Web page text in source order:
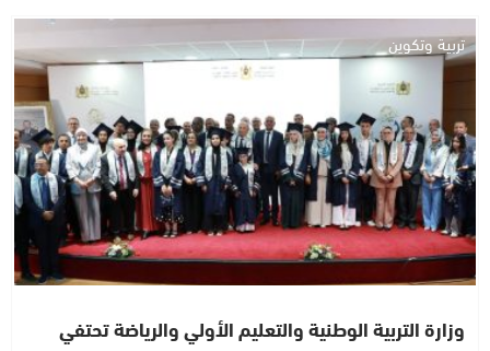
تربية وتكوين
وزارة التربية الوطنية والتعليم الأولي والرياضة تحتفي